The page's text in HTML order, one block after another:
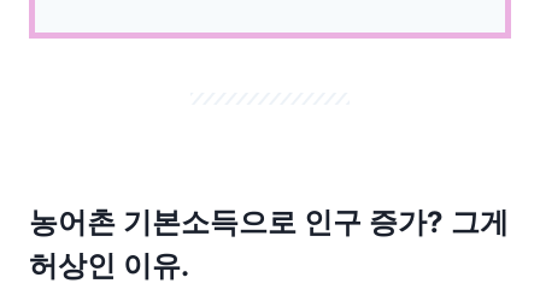
농어촌 기본소득으로 인구 증가? 그게
허상인 이유.